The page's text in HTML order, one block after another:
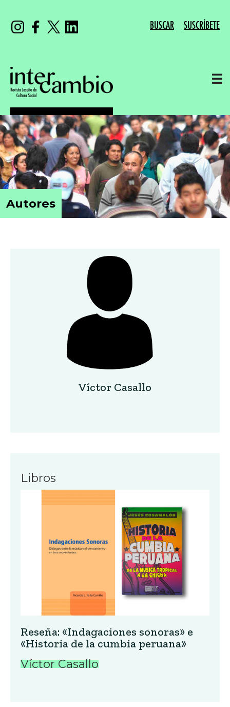
BUSCAR SUSCRÍBETE
☰
Autores
Víctor Casallo
Libros
Reseña: «Indagaciones sonoras» e
«Historia de la cumbia peruana»
Víctor Casallo